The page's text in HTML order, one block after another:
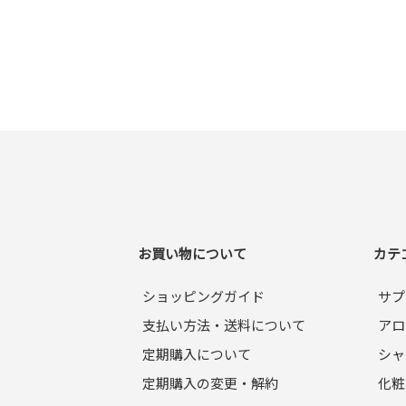
お買い物について
ショッピングガイド
支払い方法・送料について
定期購入について
定期購入の変更・解約
カテ
サ
ア
シ
化